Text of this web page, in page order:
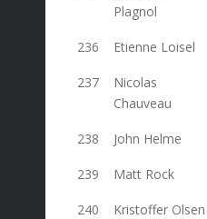
Plagnol
236 Etienne Loisel
237
Nicolas
Chauveau
238 John Helme
239 Matt Rock
240 Kristoffer Olsen